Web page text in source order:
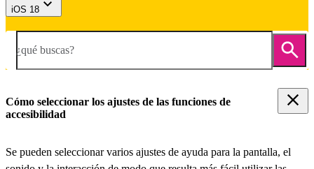
iOS 18
¿qué buscas?
Cómo seleccionar los ajustes de las funciones de
accesibilidad
Se pueden seleccionar varios ajustes de ayuda para la pantalla, el